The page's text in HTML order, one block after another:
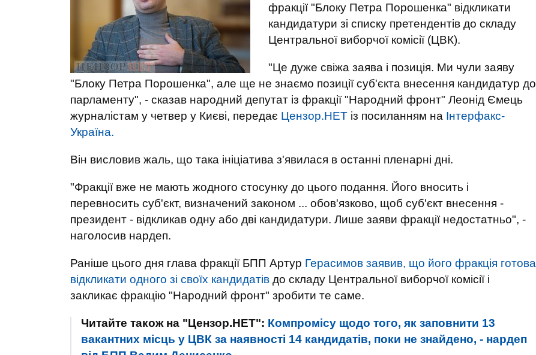
фракції "Блоку Петра Порошенка" відкликати
кандидатури зі списку претендентів до складу
Центральної виборчої комісії (ЦВК).
"Це дуже свіжа заява і позиція. Ми чули заяву
"Блоку Петра Порошенка", але ще не знаємо позиції суб'єкта внесення кандидатур до
парламенту", - сказав народний депутат із фракції "Народний фронт" Леонід Ємець
журналістам у четвер у Києві, передає Цензор.НЕТ із посиланням на Інтерфакс-
Україна.
Він висловив жаль, що така ініціатива з'явилася в останні пленарні дні.
"Фракції вже не мають жодного стосунку до цього подання. Його вносить і
перевносить суб'єкт, визначений законом ... обов'язково, щоб суб'єкт внесення -
президент - відкликав одну або дві кандидатури. Лише заяви фракції недостатньо", -
наголосив нардеп.
Раніше цього дня глава фракції БПП Артур Герасимов заявив, що його фракція готова
відкликати одного зі своїх кандидатів до складу Центральної виборчої комісії і
закликає фракцію "Народний фронт" зробити те саме.
Читайте також на "Цензор.НЕТ": Компромісу щодо того, як заповнити 13
вакантних місць у ЦВК за наявності 14 кандидатів, поки не знайдено, - нардеп